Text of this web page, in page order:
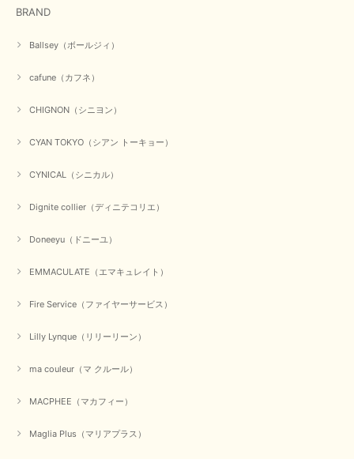
BRAND
Ballsey（ボールジィ）
cafune（カフネ）
CHIGNON（シニヨン）
CYAN TOKYO（シアン トーキョー）
CYNICAL（シニカル）
Dignite collier（ディニテコリエ）
Doneeyu（ドニーユ）
EMMACULATE（エマキュレイト）
Fire Service（ファイヤーサービス）
Lilly Lynque（リリーリーン）
ma couleur（マ クルール）
MACPHEE（マカフィー）
Maglia Plus（マリアプラス）